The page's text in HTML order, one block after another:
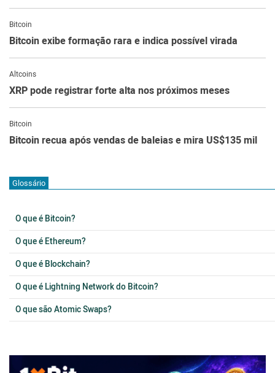
Bitcoin
Bitcoin exibe formação rara e indica possível virada
Altcoins
XRP pode registrar forte alta nos próximos meses
Bitcoin
Bitcoin recua após vendas de baleias e mira US$135 mil
Glossário
O que é Bitcoin?
O que é Ethereum?
O que é Blockchain?
O que é Lightning Network do Bitcoin?
O que são Atomic Swaps?